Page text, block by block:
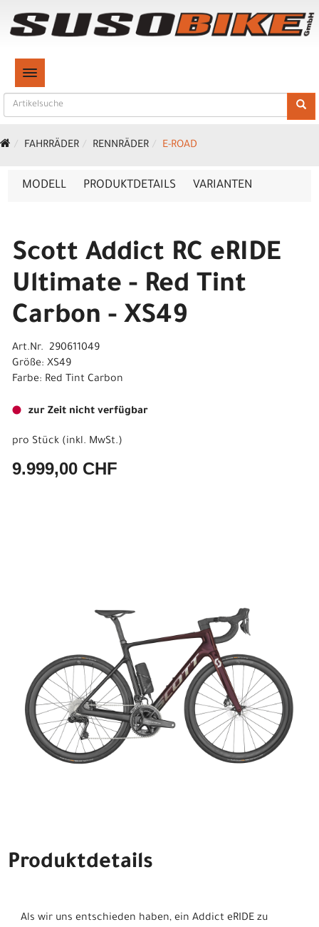
TOGGLE NAVIGATION
FAHRRÄDER RENNRÄDER E-ROAD
MODELL PRODUKTDETAILS VARIANTEN
Scott Addict RC eRIDE
Ultimate - Red Tint
Carbon - XS49
Art.Nr. 290611049
Größe: XS49
Farbe: Red Tint Carbon
zur Zeit nicht verfügbar
pro Stück (inkl. MwSt.)
9.999,00 CHF
Produktdetails
Als wir uns entschieden haben, ein Addict eRIDE zu